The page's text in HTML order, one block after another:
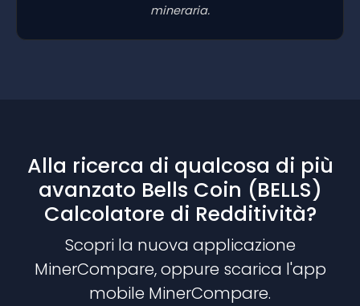
mineraria.
Alla ricerca di qualcosa di più
avanzato Bells Coin (BELLS)
Calcolatore di Redditività?
Scopri la nuova applicazione
MinerCompare, oppure scarica l'app
mobile MinerCompare.